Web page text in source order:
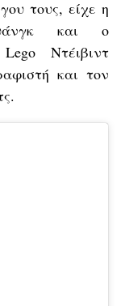
τους, είχε η
και ο
Ντέιβιντ
και τον